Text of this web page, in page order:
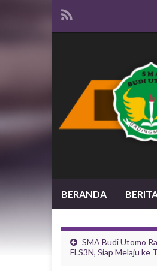
BERANDA
SMA Budi Utomo
FLS3N, Siap Melaju ke